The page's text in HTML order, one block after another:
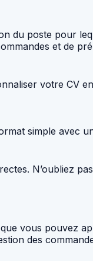
du poste pour
et de
votre CV
simple avec
N’oubliez
vous pouvez
des